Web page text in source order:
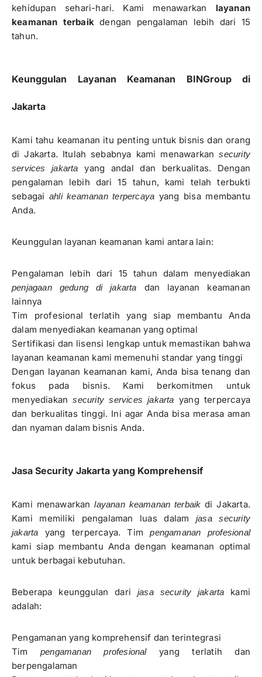
kehidupan sehari-hari. Kami menawarkan layanan
keamanan terbaik dengan pengalaman lebih dari 15
tahun.
Keunggulan Layanan Keamanan BINGroup di
Jakarta
Kami tahu keamanan itu penting untuk bisnis dan orang
di Jakarta. Itulah sebabnya kami menawarkansecurity
services jakarta yang andal dan berkualitas. Dengan
pengalaman lebih dari 15 tahun, kami telah terbukti
sebagai ahli keamanan terpercaya yang bisa membantu
Anda.
Keunggulan layanan keamanan kami antara lain:
Pengalaman lebih dari 15 tahun dalam menyediakan
penjagaan gedung di jakarta dan layanan keamanan
lainnya
Tim profesional terlatih yang siap membantu Anda
dalam menyediakan keamanan yang optimal
Sertifikasi dan lisensi lengkap untuk memastikan bahwa
layanan keamanan kami memenuhi standar yang tinggi
Dengan layanan keamanan kami, Anda bisa tenang dan
fokus pada bisnis. Kami berkomitmen untuk
menyediakansecurity services jakarta yang terpercaya
dan berkualitas tinggi. Ini agar Anda bisa merasa aman
dan nyaman dalam bisnis Anda.
Jasa Security Jakarta yang Komprehensif
Kami menawarkanlayanan keamanan terbaik di Jakarta.
Kami memiliki pengalaman luas dalamjasa security
jakarta yang terpercaya. Timpengamanan profesional
kami siap membantu Anda dengan keamanan optimal
untuk berbagai kebutuhan.
Beberapa keunggulan dari jasa security jakarta kami
adalah:
Pengamanan yang komprehensif dan terintegrasi
Timpengamanan profesionalyang terlatih dan
berpengalaman